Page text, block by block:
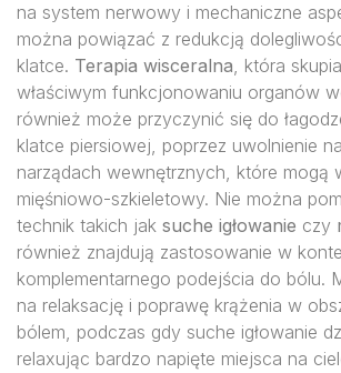
na system nerwowy i mechaniczne
można powiązać z redukcją
klatce. Terapia wisceralna, która
właściwym funkcjonowaniu organów
również może przyczynić się do
klatce piersiowej, poprzez uwolnienie
narządach wewnętrznych, które mogą
mięśniowo-szkieletowy. Nie można
technik takich jak suche igłowanie czy
również znajdują zastosowanie w
komplementarnego podejścia do bólu.
na relaksację i poprawę krążenia w
bólem, podczas gdy suche igłowanie
relaxując bardzo napięte miejsca na